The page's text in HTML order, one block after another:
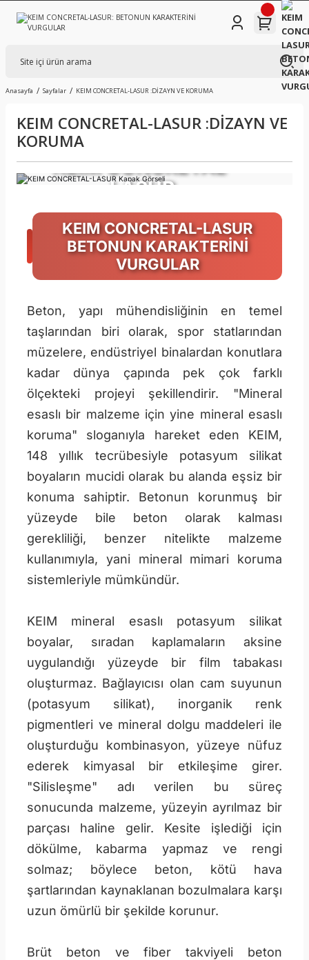
Anasayfa Sayfalar KEIM CONCRETAL-LASUR :DİZAYN VE KORUMA
KEIM CONCRETAL-LASUR :DİZAYN VE
KORUMA
KEIM CONCRETAL-
LASUR
BETONUN KARAKTERİNİ VURGULAR
KEIM CONCRETAL-LASUR
BETONUN KARAKTERİNİ
VURGULAR
Beton, yapı mühendisliğinin en temel
taşlarından biri olarak, spor statlarından
müzelere, endüstriyel binalardan konutlara
kadar dünya çapında pek çok farklı
ölçekteki projeyi şekillendirir. "Mineral
esaslı bir malzeme için yine mineral esaslı
koruma" sloganıyla hareket eden KEIM,
148 yıllık tecrübesiyle potasyum silikat
boyaların mucidi olarak bu alanda eşsiz bir
konuma sahiptir. Betonun korunmuş bir
yüzeyde bile beton olarak kalması
gerekliliği, benzer nitelikte malzeme
kullanımıyla, yani mineral mimari koruma
sistemleriyle mümkündür.
KEIM mineral esaslı potasyum silikat
boyalar, sıradan kaplamaların aksine
uygulandığı yüzeyde bir film tabakası
oluşturmaz. Bağlayıcısı olan cam suyunun
(potasyum silikat), inorganik renk
pigmentleri ve mineral dolgu maddeleri ile
oluşturduğu kombinasyon, yüzeye nüfuz
ederek kimyasal bir etkileşime girer.
"Silisleşme" adı verilen bu süreç
sonucunda malzeme, yüzeyin ayrılmaz bir
parçası haline gelir. Kesite işlediği için
dökülme, kabarma yapmaz ve rengi
solmaz; böylece beton, kötü hava
şartlarından kaynaklanan bozulmalara karşı
uzun ömürlü bir şekilde korunur.
Brüt beton ve fiber takviyeli beton